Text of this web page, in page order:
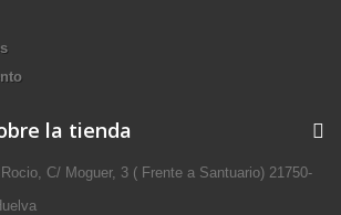
la tienda
C/ Moguer, 3 ( Frente a Santuario) 21750-